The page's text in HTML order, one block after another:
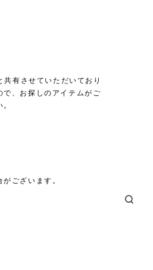
有させていただいており
で、お探しのアイテムがご
ございます。